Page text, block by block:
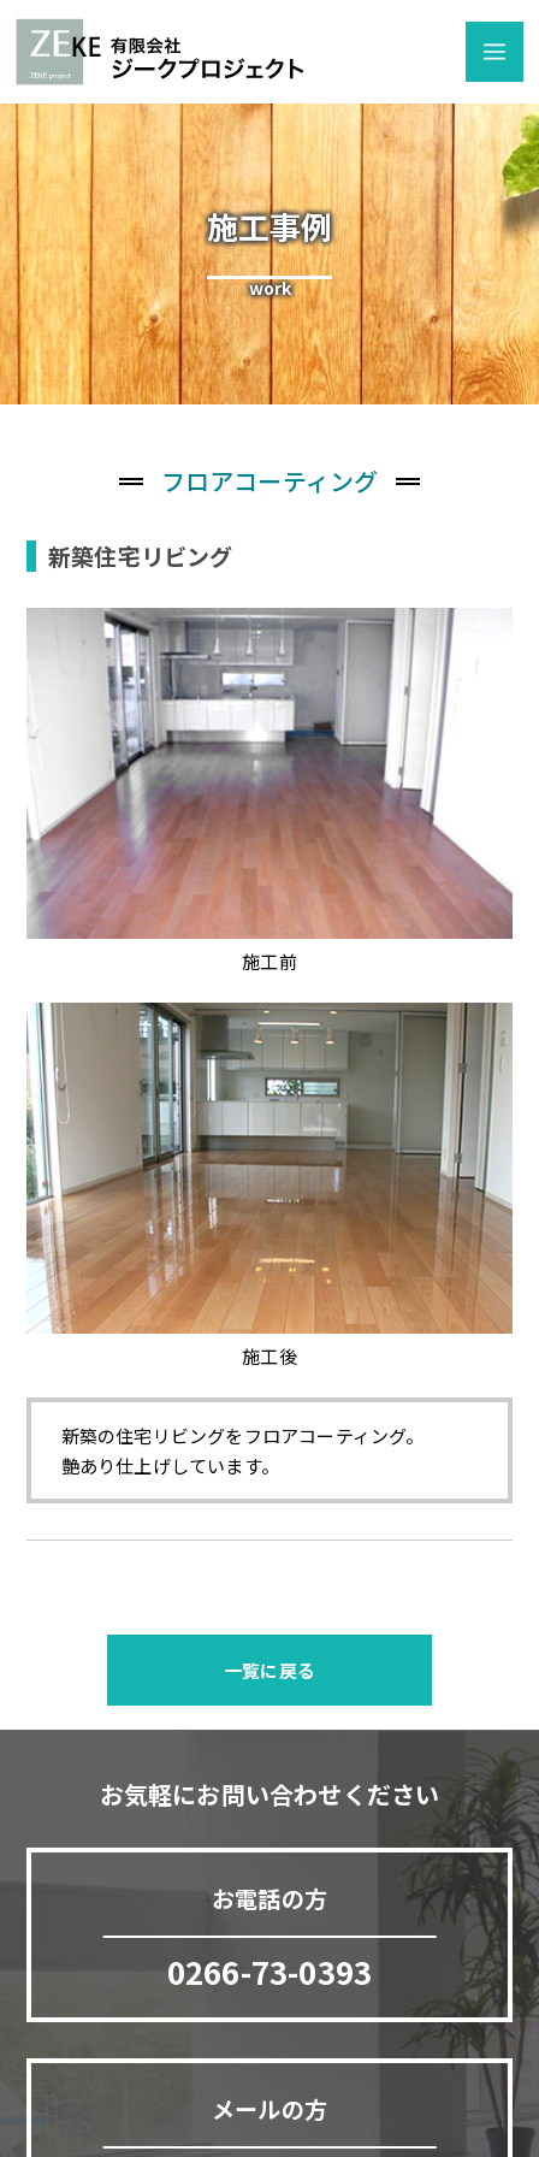
Skip
content
施工事例
work
フロアコーティング
新築住宅リビング
施工前
施工後
新築の住宅リビングをフロアコーティング。
艶あり仕上げしています。
一覧に戻る
お気軽にお問い合わせください
お電話の方
0266-73-0393
メールの方